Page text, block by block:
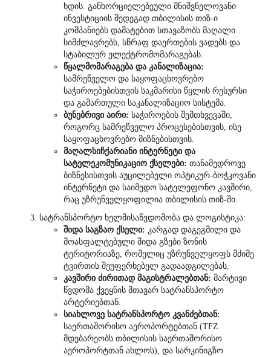
ხდის. განხორციელებეული მნიშვნელოვანი
ინვესტიციის შედეგად თბილისის თიზ-ი
კომპანიებს დამატებით სთავაზობს მაღალი
სიმძლავრებს, სწრაფ დაერთების ვადებს და
სტაბილურ ელექტრომომარაგებას.
წყალმომარაგება და კანალიზაცია:
სამრეწველო და საყოფაცხოვრებო
საჭიროებებისთვის საკმარისი წყლის რესურსი
და გამართული საკანალიზაციო სისტემა.
ბუნებრივი აირი: საჭიროების შემთხვევაში,
როგორც სამრეწველო პროცესებისთვის, ისე
საყოფაცხოვრებო მიზნებისთვის.
მაღალსიჩქარიანი ინტერნეტი და
სატელეკომუნიკაციო ქსელები: თანამედროვე
ბიზნესისთვის აუცილებელი ოპტიკურ-ბოჭკოვანი
ინტერნეტი და საიმედო სატელეფონო კავშირი,
რაც უზრუნველყოფილია თბილისის თიზ-ში.
სატრანსპორტო ხელმისაწვდომობა და ლოგისტიკა:
შიდა საგზაო ქსელი: კარგად დაგეგმილი და
მოასფალტებული შიდა გზები ზონის
ტერიტორიაზე, რომელიც უზრუნველყოფს მძიმე
ტვირთის შეუფერხებელ გადაადგილებას.
კავშირი ძირითად მაგისტრალებთან: მარტივი
წვდომა ქვეყნის მთავარ სატრანსპორტო
არტერიებთან.
სიახლოვე სატრანსპორტო კვანძებთან:
საერთაშორისო აეროპორტებთან (TFZ
მდებარეობს თბილისის საერთაშორისო
აეროპორტთან ახლოს), და სარკინიგზო